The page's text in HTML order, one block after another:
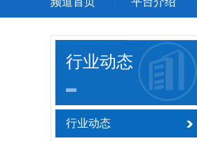
行业动态
行业动态